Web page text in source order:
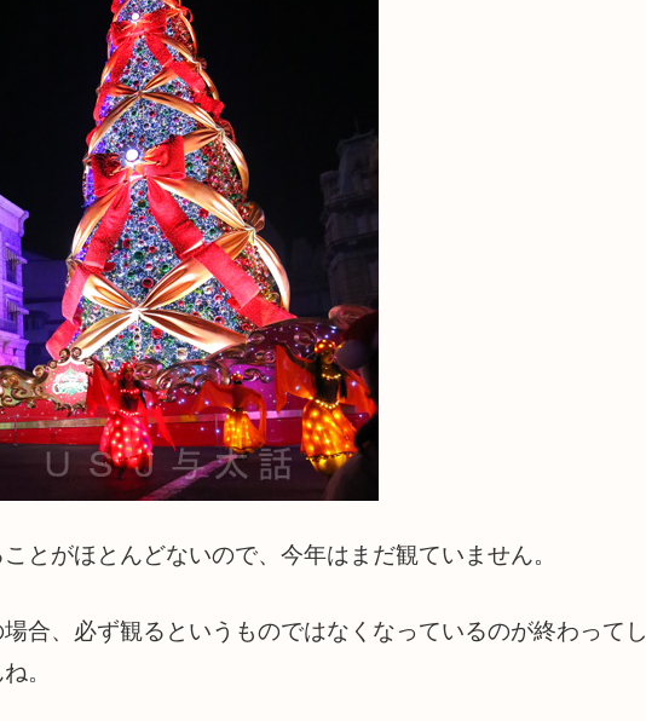
とがほとんどないので、今年はまだ観ていません。
合、必ず観るというものではなくなっているのが終わってし
。